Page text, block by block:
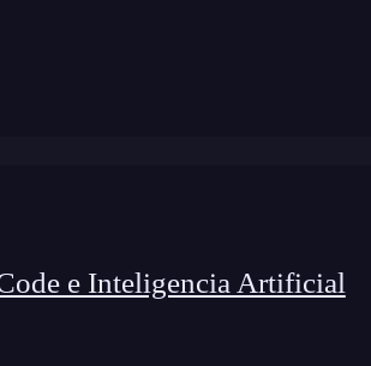
e Inteligencia Artificial
combinando conocimiento práctico,